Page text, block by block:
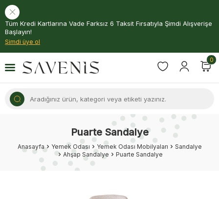
Tüm Kredi Kartlarına Vade Farksız 6 Taksit Fırsatıyla Şimdi Alışverişe
Başlayın!
Şimdi üye ol
0
Puarte Sandalye
Anasayfa Yemek Odası Yemek Odası Mobilyaları
Sandalye
Ahşap Sandalye
Puarte Sandalye